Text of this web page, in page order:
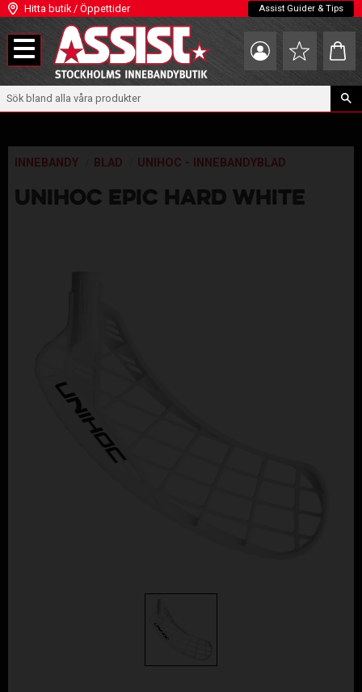
Meny
Hitta butik / Öppettider Assist Guider & Tips
Favoriter
INNEBANDY BLAD UNIHOC - INNEBANDYBLAD
UNIHOC EPIC HARD WHITE